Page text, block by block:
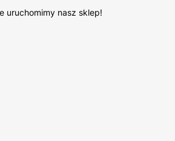
uruchomimy nasz sklep!